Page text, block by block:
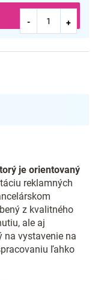
je orientovaný
reklamných
z kvalitného
ale aj
na vystavenie na
ľahko